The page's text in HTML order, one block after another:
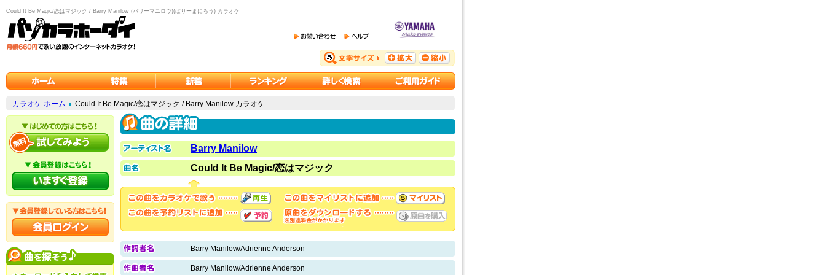
Could It Be Magic/恋はマジック / Barry Manilow (バリーマニロウ)(ばりーまにろう) カラオケ
カラオケ ホーム Could It Be Magic/恋はマジック / Barry Manilow カラオケ
Barry Manilow
Could It Be Magic/恋はマジック
Barry Manilow/Adrienne Anderson
Barry Manilow/Adrienne Anderson